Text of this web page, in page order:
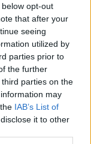
opt-out
that after your
seeing
utilized by
parties prior to
the further
parties on the
may
IAB’s List of
it to other
τον
από
ότι
τα χαλιά
στην
Έκτοτε